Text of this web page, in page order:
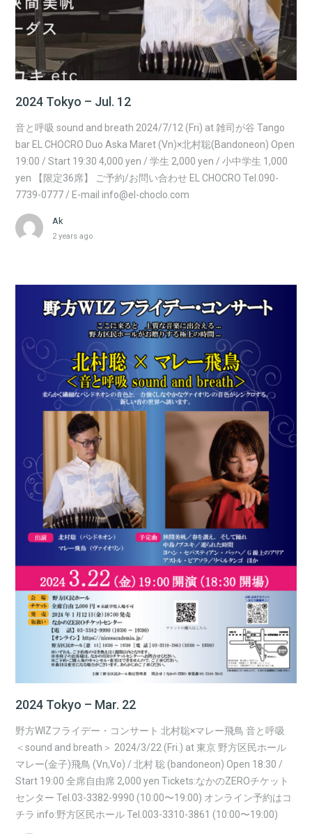
2024 Tokyo – Jul. 12
音と呼吸 sound and breath 2024/7/12 (Fri) at 雑司が谷 Tango
bar EL CHOCRO Duo Aska Maret (Vn)×北村聡(Bandoneon) Open
19:00 / Start 19:30 4,000 yen / 学生 2,000 yen / 小中学生 1,000
yen 【限定36席】 ご予約/お問い合わせ EL CHOCRO Tel.090-
7739-0777 / E-mail info@el-choclo.com
Ak
2 years ago
2024 Tokyo – Mar. 22
野方WIZフライデー・コンサート 北村聡×マレー飛鳥 音と呼吸
＜sound and breath＞ 2024/3/22 (Fri.) at 東京 野方区民ホール
マレー(金子)飛鳥 (Vn,Vo) / 北村 聡 (bandoneon) Open 18:30 /
Start 19:00 全席自由席 2,000 yen Tickets:なかのZEROチケット
センター Tel.03-3382-9990 (10:00〜19:00) オンライン予約はコ
チラ info:野方区民ホール Tel.003-3310-3861 (10:00〜19:00)